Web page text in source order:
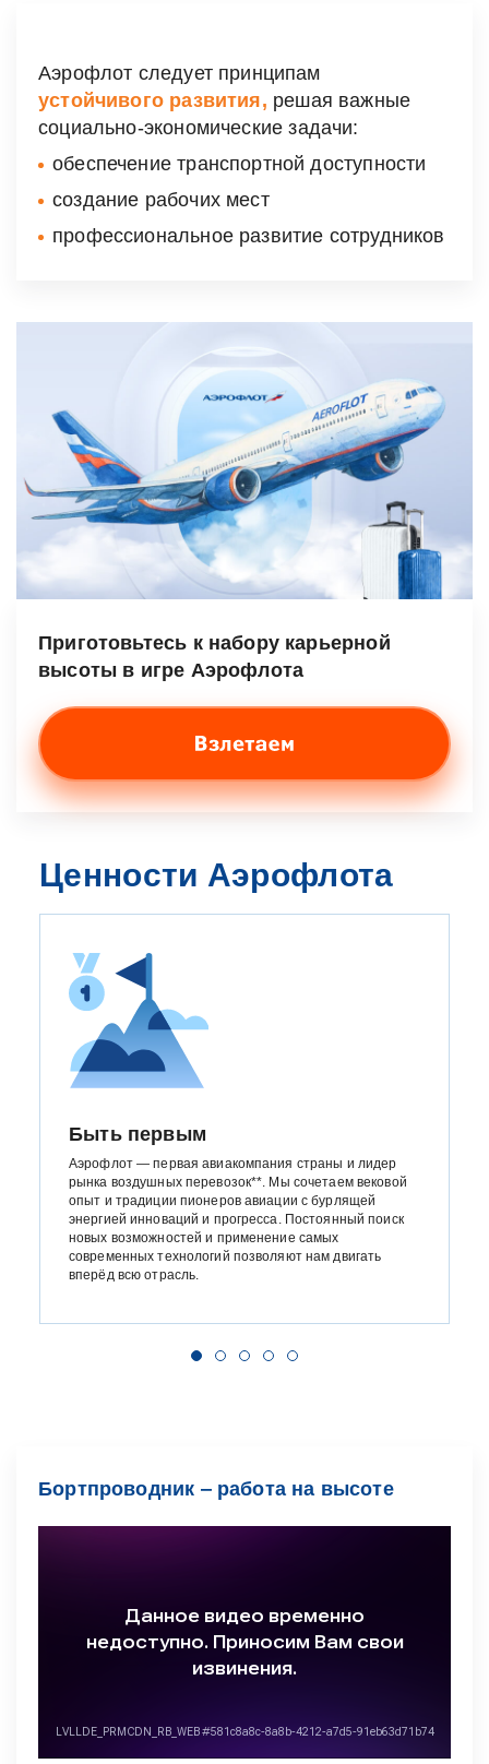
Аэрофлот следует принципам
устойчивого развития, решая важные
социально-экономические задачи:
обеспечение транспортной доступности
создание рабочих мест
профессиональное развитие сотрудников
Приготовьтесь к набору карьерной
высоты в игре Аэрофлота
Ценности Аэрофлота
Быть первым
Аэрофлот — первая авиакомпания страны и лидер
рынка воздушных перевозок**. Мы сочетаем вековой
опыт и традиции пионеров авиации с бурлящей
энергией инноваций и прогресса. Постоянный поиск
новых возможностей и применение самых
современных технологий позволяют нам двигать
вперёд всю отрасль.
Бортпроводник ‒ работа на высоте